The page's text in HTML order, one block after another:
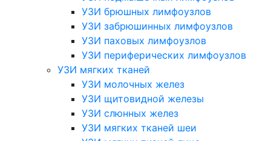
УЗИ брюшных лимфоузлов
УЗИ забрюшинных лимфоузлов
УЗИ паховых лимфоузлов
УЗИ периферических лимфоузлов
УЗИ мягких тканей
УЗИ молочных желез
УЗИ щитовидной железы
УЗИ слюнных желез
УЗИ мягких тканей шеи